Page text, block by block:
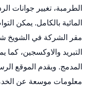
الطرمبة، تغيير جوانات
التبريد والاوكسجين، كما
المدمج. ويقدم الموقع
معلومات موسعة عن